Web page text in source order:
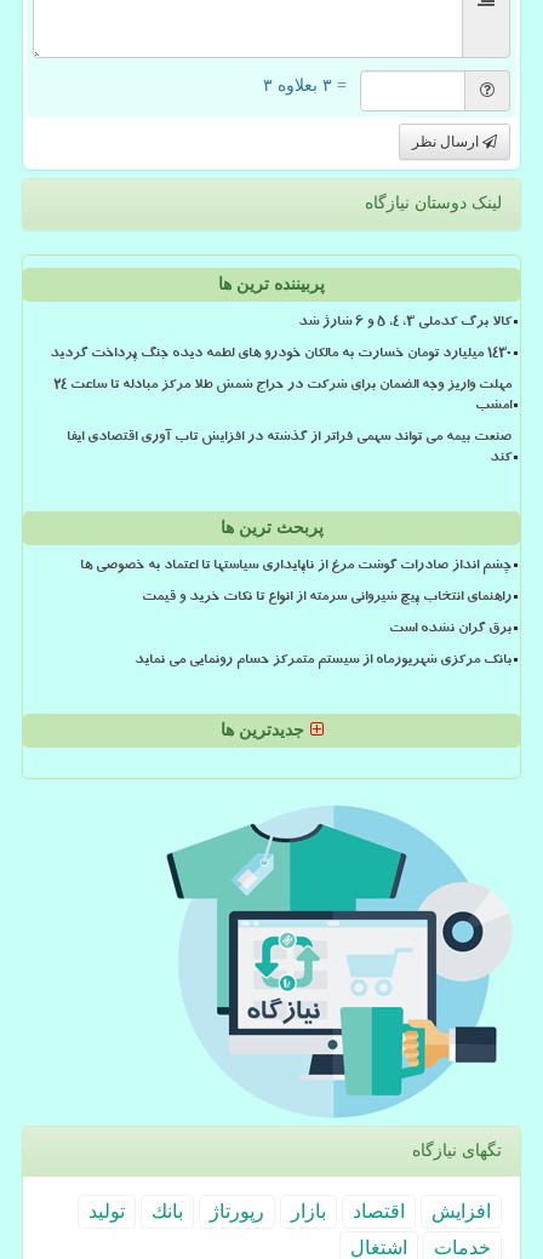
= ۳ بعلاوه ۳
ارسال نظر
لینک دوستان نیازگاه
پربیننده ترین ها
کالا برگ کدملی 3، 4، 5 و 6 شارژ شد
۱۴۳۰ میلیارد تومان خسارت به مالکان خودرو های لطمه دیده جنگ پرداخت گردید
مهلت واریز وجه الضمان برای شرکت در حراج شمش طلا مرکز مبادله تا ساعت ۲۴
امشب
صنعت بیمه می تواند سهمی فراتر از گذشته در افزایش تاب آوری اقتصادی ایفا
کند
پربحث ترین ها
چشم انداز صادرات گوشت مرغ از ناپایداری سیاستها تا اعتماد به خصوصی ها
راهنمای انتخاب پیچ شیروانی سرمته از انواع تا نکات خرید و قیمت
برق گران نشده است
بانک مرکزی شهریورماه از سیستم متمرکز حسام رونمایی می نماید
جدیدترین ها
تگهای نیازگاه
افزایش اقتصاد بازار رپورتاژ بانك
تولید
خدمات
اشتغال